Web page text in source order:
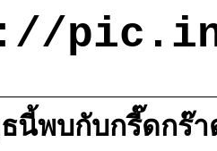
นี้พบกับกรี๊ดกร๊า